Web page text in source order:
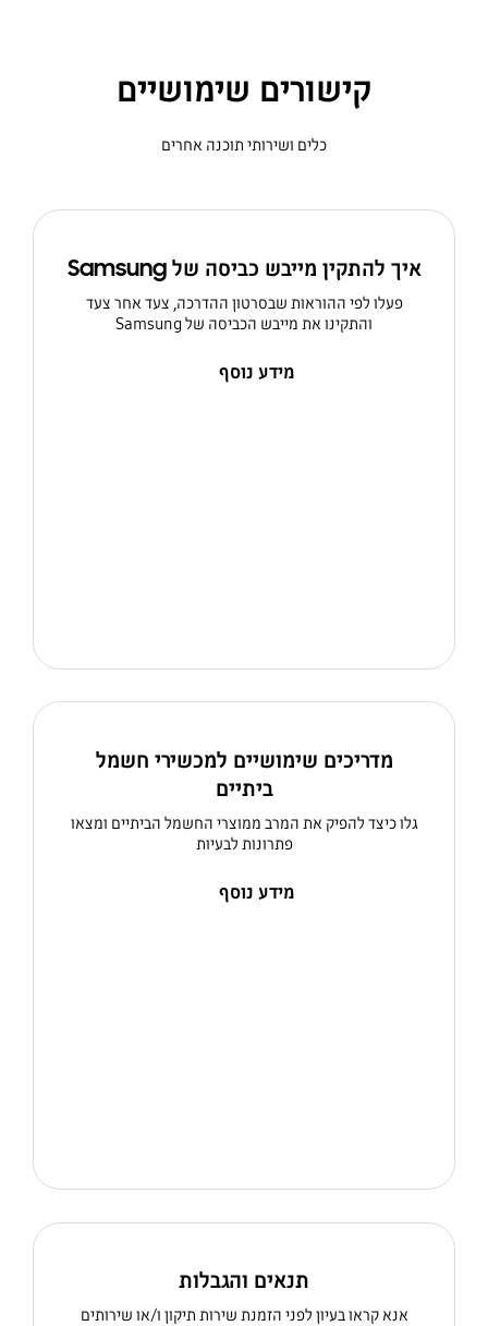
קישורים שימושיים
כלים ושירותי תוכנה אחרים
איך להתקין מייבש כביסה של Samsung
פעלו לפי ההוראות שבסרטון ההדרכה, צעד אחר צעד
והתקינו את מייבש הכביסה של Samsung
מידע נוסף
מדריכים שימושיים למכשירי חשמל
ביתיים
גלו כיצד להפיק את המרב ממוצרי החשמל הביתיים ומצאו
פתרונות לבעיות
מידע נוסף
תנאים והגבלות
אנא קראו בעיון לפני הזמנת שירות תיקון ו/או שירותים